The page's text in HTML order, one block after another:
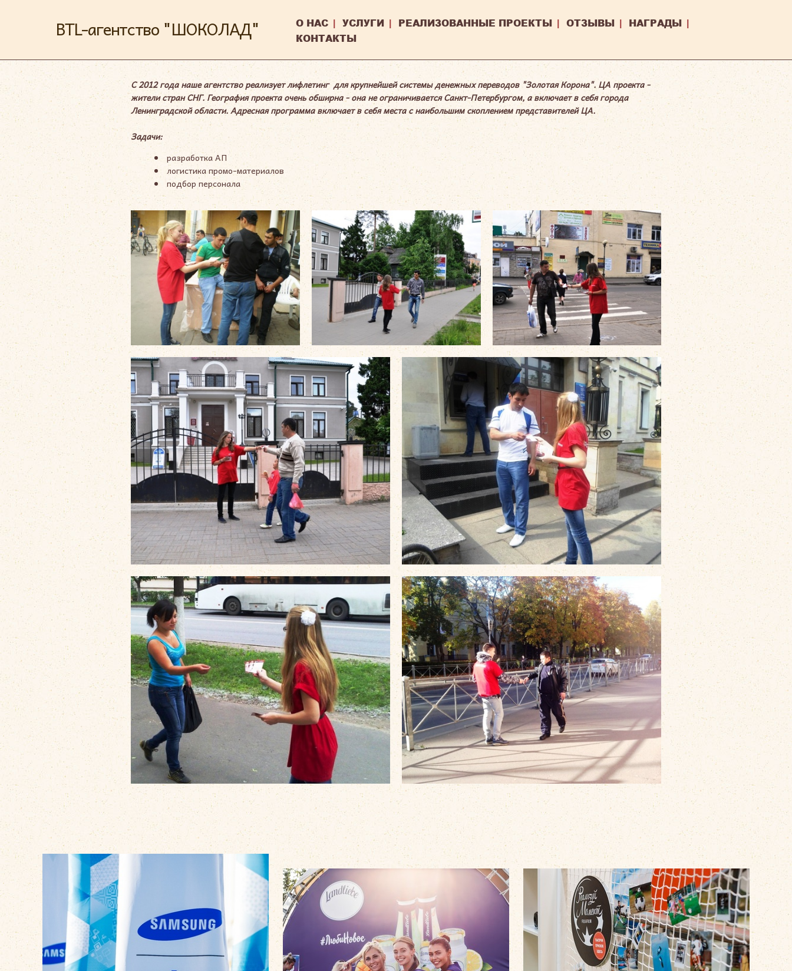
BTL-агентство "ШОКОЛАД" О НАС | УСЛУГИ | РЕАЛИЗОВАННЫЕ ПРОЕКТЫ | ОТЗЫВЫ | НАГРАДЫ |
КОНТАКТЫ
С 2012 года наше агентство реализует лифлетинг для крупнейшей системы денежных переводов "Золотая Корона". ЦА проекта -
жители стран СНГ. География проекта очень обширна - она не ограничивается Санкт-Петербургом, а включает в себя города
Ленинградской области. Адресная программа включает в себя места с наибольшим скоплением представителей ЦА.
Задачи:
разработка АП
логистика промо-материалов
подбор персонала